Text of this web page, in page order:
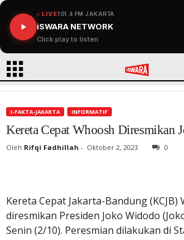
LIVE101.4 FM JAKARTA
iSWARA NETWORK
Click play to listen
I-FAKTA-JAKARTA INFORMATIF
Kereta Cepat Whoosh Diresmikan
Oleh Rifqi Fadhillah - Oktober 2, 2023 0
Kereta Cepat Jakarta-Bandung (KCJB)
diresmikan Presiden Joko Widodo
Senin (2/10). Peresmian dilakukan di